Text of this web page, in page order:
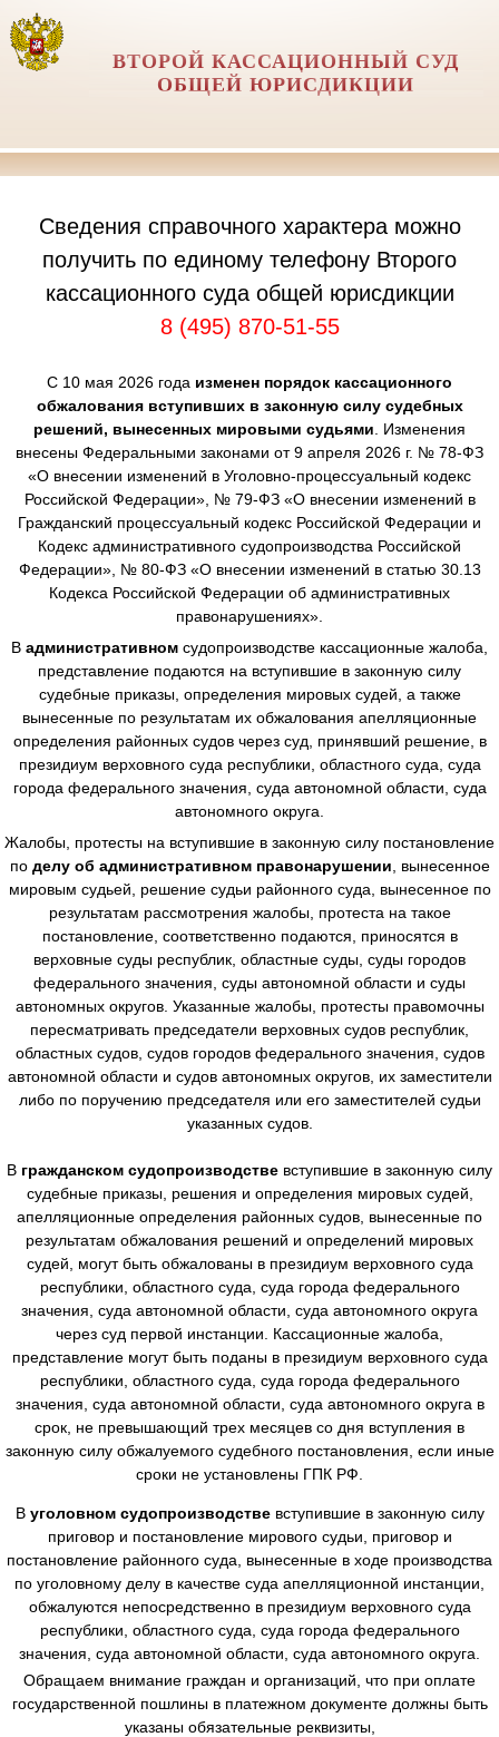
ВТОРОЙ КАССАЦИОННЫЙ СУД
ОБЩЕЙ ЮРИСДИКЦИИ
Сведения справочного характера можно
получить по единому телефону Второго
кассационного суда общей юрисдикции
8 (495) 870-51-55
С 10 мая 2026 года изменен порядок кассационного
обжалования вступивших в законную силу судебных
решений, вынесенных мировыми судьями . Изменения
внесены Федеральными законами от 9 апреля 2026 г. № 78-ФЗ
«О внесении изменений в Уголовно-процессуальный кодекс
Российской Федерации», № 79-ФЗ «О внесении изменений в
Гражданский процессуальный кодекс Российской Федерации и
Кодекс административного судопроизводства Российской
Федерации», № 80-ФЗ «О внесении изменений в статью 30.13
Кодекса Российской Федерации об административных
правонарушениях».
В административном судопроизводстве кассационные жалоба,
представление подаются на вступившие в законную силу
судебные приказы, определения мировых судей, а также
вынесенные по результатам их обжалования апелляционные
определения районных судов через суд, принявший решение, в
президиум верховного суда республики, областного суда, суда
города федерального значения, суда автономной области, суда
автономного округа.
Жалобы, протесты на вступившие в законную силу постановление
по делу об административном правонарушении , вынесенное
мировым судьей, решение судьи районного суда, вынесенное по
результатам рассмотрения жалобы, протеста на такое
постановление, соответственно подаются, приносятся в
верховные суды республик, областные суды, суды городов
федерального значения, суды автономной области и суды
автономных округов. Указанные жалобы, протесты правомочны
пересматривать председатели верховных судов республик,
областных судов, судов городов федерального значения, судов
автономной области и судов автономных округов, их заместители
либо по поручению председателя или его заместителей судьи
указанных судов.
В гражданском судопроизводстве вступившие в законную силу
судебные приказы, решения и определения мировых судей,
апелляционные определения районных судов, вынесенные по
результатам обжалования решений и определений мировых
судей, могут быть обжалованы в президиум верховного суда
республики, областного суда, суда города федерального
значения, суда автономной области, суда автономного округа
через суд первой инстанции. Кассационные жалоба,
представление могут быть поданы в президиум верховного суда
республики, областного суда, суда города федерального
значения, суда автономной области, суда автономного округа в
срок, не превышающий трех месяцев со дня вступления в
законную силу обжалуемого судебного постановления, если иные
сроки не установлены ГПК РФ.
В уголовном судопроизводствевступившие в законную силу
приговор и постановление мирового судьи, приговор и
постановление районного суда, вынесенные в ходе производства
по уголовному делу в качестве суда апелляционной инстанции,
обжалуются непосредственно в президиум верховного суда
республики, областного суда, суда города федерального
значения, суда автономной области, суда автономного округа.
Обращаем внимание граждан и организаций, что при оплате
государственной пошлины в платежном документе должны быть
указаны обязательные реквизиты,